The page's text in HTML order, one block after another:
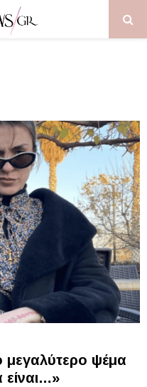
ψέμα
είναι…»